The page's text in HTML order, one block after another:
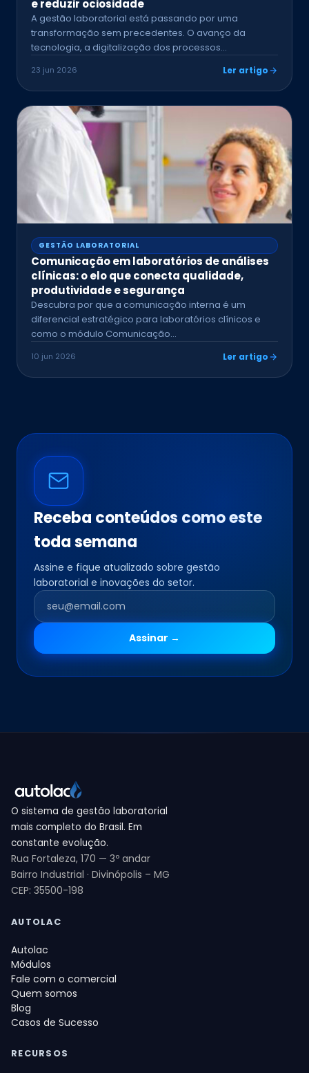
e reduzir ociosidade
A gestão laboratorial está passando por uma
transformação sem precedentes. O avanço da
tecnologia, a digitalização dos processos…
23 jun 2026 Ler artigo
GESTÃO LABORATORIAL
Comunicação em laboratórios de análises
clínicas: o elo que conecta qualidade,
produtividade e segurança
Descubra por que a comunicação interna é um
diferencial estratégico para laboratórios clínicos e
como o módulo Comunicação…
10 jun 2026 Ler artigo
Receba conteúdos como este
toda semana
Assine e fique atualizado sobre gestão
laboratorial e inovações do setor.
Assinar →
O sistema de gestão laboratorial
mais completo do Brasil. Em
constante evolução.
Rua Fortaleza, 170 — 3º andar
Bairro Industrial · Divinópolis – MG
CEP: 35500-198
AUTOLAC
Autolac
Módulos
Fale com o comercial
Quem somos
Blog
Casos de Sucesso
RECURSOS